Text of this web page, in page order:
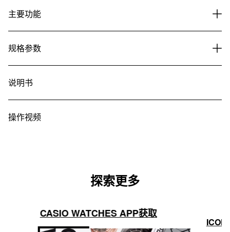
主要功能
规格参数
说明书
操作视频
探索更多
CASIO WATCHES APP获取